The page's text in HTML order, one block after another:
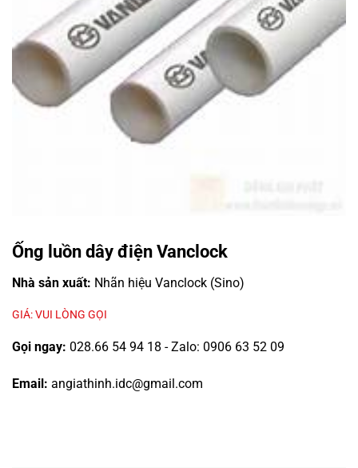
Ống luồn dây điện Vanclock
Nhà sản xuất: Nhãn hiệu Vanclock (Sino)
GIÁ: VUI LÒNG GỌI
Gọi ngay: 028.66 54 94 18 - Zalo: 0906 63 52 09
Email: angiathinh.idc@gmail.com